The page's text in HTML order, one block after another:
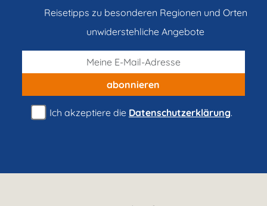
Reisetipps zu besonderen Regionen und Orten
unwiderstehliche Angebote
abonnieren
Ich akzeptiere die Datenschutzerklärung.